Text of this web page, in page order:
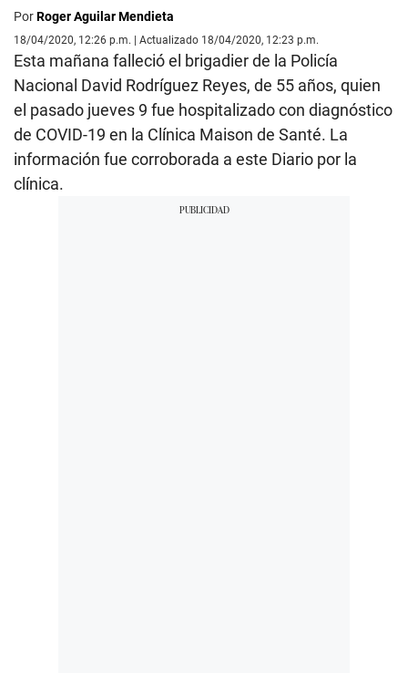
PorRoger Aguilar Mendieta
18/04/2020, 12:26 p.m. | Actualizado 18/04/2020, 12:23 p.m.
Esta mañana falleció el brigadier de la Policía
Nacional David Rodríguez Reyes, de 55 años, quien
el pasado jueves 9 fue hospitalizado con diagnóstico
de COVID-19 en la Clínica Maison de Santé. La
información fue corroborada a este Diario por la
clínica.